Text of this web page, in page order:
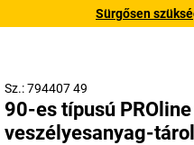
Sürgősen
Sz.: 794407 49
90-es típusú
veszélyesanyag-